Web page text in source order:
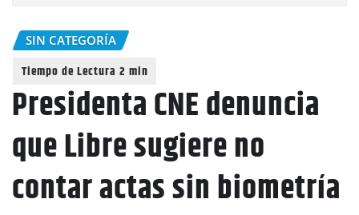
SIN CATEGORÍA
Presidenta CNE denuncia
que Libre sugiere no
contar actas sin biometría